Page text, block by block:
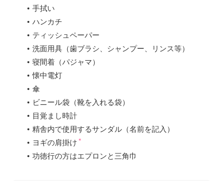
手拭い
ハンカチ
ティッシュペーパー
洗面用具（歯ブラシ、シャンプー、リンス等）
寝間着（パジャマ）
懐中電灯
傘
ビニール袋（靴を入れる袋）
目覚まし時計
精舎内で使用するサンダル（名前を記入）
ヨギの肩掛け ＊
功徳行の方はエプロンと三角巾